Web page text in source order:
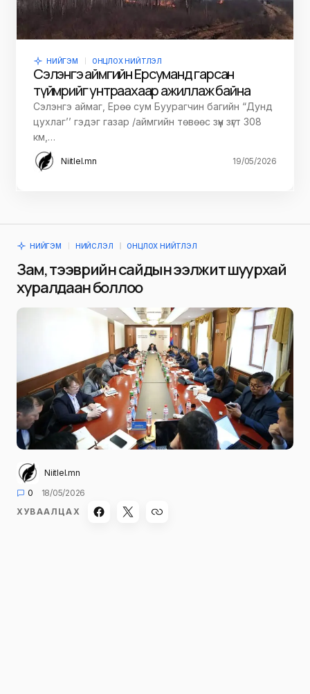
НИЙГЭМ ОНЦЛОХ НИЙТЛЭЛ
Сэлэнгэ аймгийн Ерөө суманд гарсан
түймрийг унтраахаар ажиллаж байна
Сэлэнгэ аймаг, Ерөө сум Буурагчин багийн “Дунд
цухлаг’’ гэдэг газар /аймгийн төвөөс зүүн зүгт 308
км,…
Niitlel.mn 19/05/2026
НИЙГЭМ НИЙСЛЭЛ ОНЦЛОХ НИЙТЛЭЛ
Зам, тээврийн сайдын ээлжит шуурхай
хуралдаан боллоо
Niitlel.mn
0
18/05/2026
ХУВААЛЦАХ